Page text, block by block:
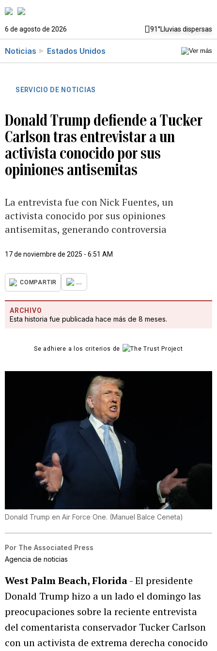
6 de agosto de 2026 91°Lluvias dispersas
Noticias Estados Unidos
SERVICIO DE NOTICIAS
Donald Trump defiende a Tucker
Carlson tras entrevistar a un
activista conocido por sus
opiniones antisemitas
La entrevista fue con Nick Fuentes, un
activista conocido por sus opiniones
antisemitas, generando controversia
17 de noviembre de 2025 - 6:51 AM
COMPARTIR ...
ARCHIVO
Esta historia fue publicada hace más de 8 meses.
Se adhiere a los criterios de
Donald Trump en Air Force One. (Manuel Balce Ceneta)
Por The Associated Press
Agencia de noticias
West Palm Beach, Florida- El presidente
Donald Trump hizo a un lado el domingo las
preocupaciones sobre la reciente entrevista
del comentarista conservador Tucker Carlson
con un activista de extrema derecha conocido